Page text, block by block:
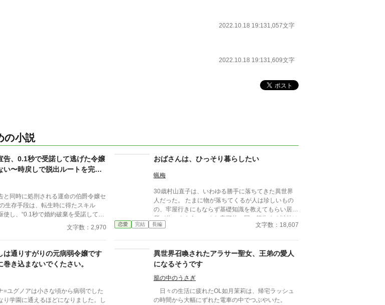
2022.10.18 19:131,057文字
2022.10.18 19:131,609文字
の小説
告、0.1秒で受諾して逃げた令嬢
い〜時戻しで脱出ルートを完成
ら探されても遅い〜
と同時に処刑される運命の伯爵令嬢セ
生存手段は、転生時に得たスキル
使し、“0.1秒で婚約破棄を受諾して逃
し、つい
な逃走ルート」を完成させる。 しか
た運命の日。 婚約
璧に成功し、彼女は王城からの脱出に
る王国、そして“本当の自由”の行き先
。 「今更探されても、も
文字数：2,970
おばさんは、ひっそり暮らしたい
蝋梅
30歳村山直子は、いわゆる勝手に落ちてきた異世界
人だった。 たまに物が落ちてくるが人は珍しいもの
の、牢屋行きにもならず基礎知識を教えてもらい居場
所が分かるように、また定期的に国に報告する以外は
自由と言われた。 さて、生きるには働かなければな
は、また生活のために今日もご飯を作る。 「地味に
そこそこ人が入ればいいのに困るなぁ」 意欲が低い
イド追加しました。2023/05/23 番外編を不定期です
が始めました。
恋愛 完結 長編 文字数：18,607
は通りすがりの元病弱令嬢です
巻き込まないでくたさい。
=ユグノアは小さな頃から病弱でした
り学園に通えるほどになりました。し
異世界召喚されたアラサー聖女、王弟の愛人
になるそうです
籠の中のうさぎ
日々の生活に疲れたOL如月茉莉は、帰宅ラッシュ
の時間から大幅にずれた電車の中でつぶやいた。